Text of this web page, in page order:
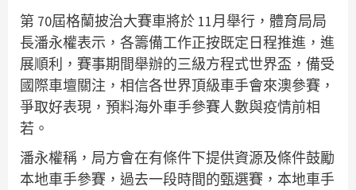
第 70屆格蘭披治大賽車將於 11月舉行，體育局局
長潘永權表示，各籌備工作正按既定日程推進，進
展順利，賽事期間舉辦的三級方程式世界盃，備受
國際車壇關注，相信各世界頂級車手會來澳參賽，
爭取好表現，預料海外車手參賽人數與疫情前相
若。
潘永權稱，局方會在有條件下提供資源及條件鼓勵
本地車手參賽，過去一段時間的甄選賽，本地車手